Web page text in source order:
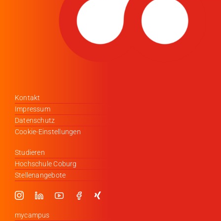
Kontakt
Impressum
Datenschutz
Cookie-Einstellungen
Studieren
Hochschule Coburg
Stellenangebote
mycampus